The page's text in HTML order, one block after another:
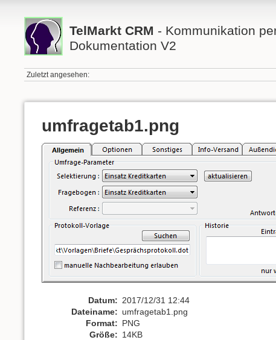
TelMarkt CRM - Kommunikation
Dokumentation V2
Zuletzt angesehen:
umfragetab1.png
Datum: 2017/12/31 12:44
Dateiname: umfragetab1.png
Format: PNG
Größe: 14KB